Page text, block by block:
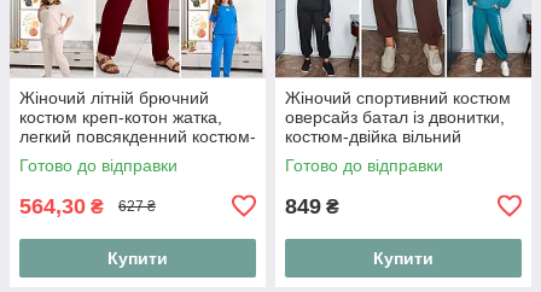
Жіночий літній брючний
костюм креп-котон жатка,
легкий повсякденний костюм-
двійка футболка та штани на
резинці "Linen Style"
Готово до відправки
564,30 ₴ 627 ₴
Купити
Жіночий спортивний костюм
оверсайз батал із двонитки,
костюм-двійка вільний
світшот та штани джогери
"Urban Ov
Готово до відправки
849 ₴
Купити